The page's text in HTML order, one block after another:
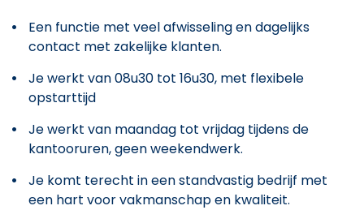
Een functie met veel afwisseling en dagelijks
contact met zakelijke klanten.
Je werkt van 08u30 tot 16u30, met flexibele
opstarttijd
Je werkt van maandag tot vrijdag tijdens de
kantooruren, geen weekendwerk.
Je komt terecht in een standvastig bedrijf met
een hart voor vakmanschap en kwaliteit.